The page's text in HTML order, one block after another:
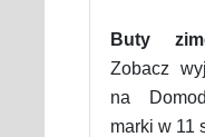
Buty
Zobacz
na
marki w 11